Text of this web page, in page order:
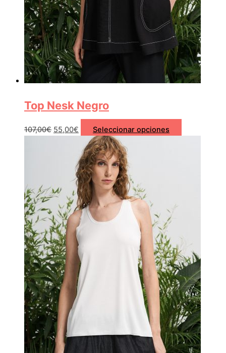
Top Nesk Negro
107,00€ 55,00€ Seleccionar opciones